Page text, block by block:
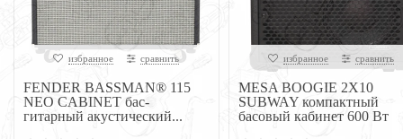
избранное сравнить
FENDER BASSMAN® 115
NEO CABINET бас-
гитарный акустический...
избранное сравнить
MESA BOOGIE 2X10
SUBWAY компактный
басовый кабинет 600 Вт